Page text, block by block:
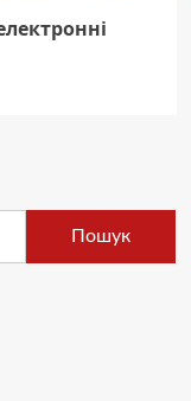
Пошук